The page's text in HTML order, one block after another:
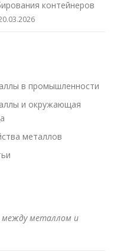
контейнеров
в промышленности
и окружающая
металлов
между металлом и